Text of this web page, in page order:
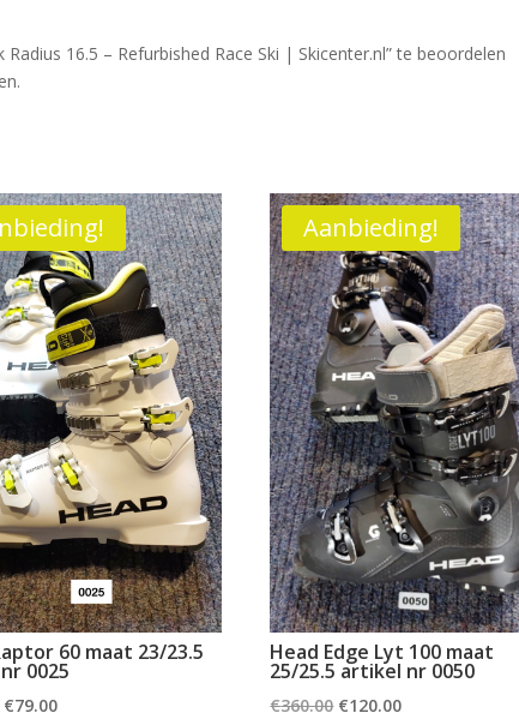
16.5 – Refurbished Race Ski | Skicenter.nl” te beoordelen
60 maat 23/23.5
0025
Oorspronkelijke
€79.00Huidige
Aanbieding!
Head Edge Lyt 100 maat
25/25.5 artikel nr 0050
€360.00 Oorspronkelijke
€120.00Huidige